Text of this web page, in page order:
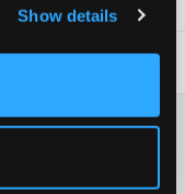
Show details